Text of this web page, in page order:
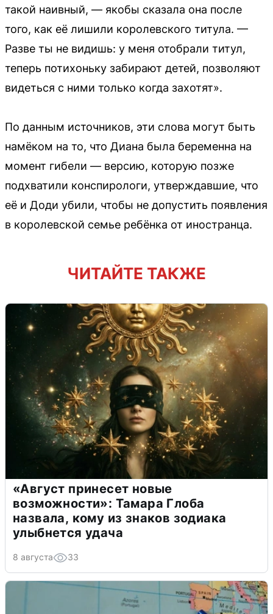
такой наивный, — якобы сказала она после
того, как её лишили королевского титула. —
Разве ты не видишь: у меня отобрали титул,
теперь потихоньку забирают детей, позволяют
видеться с ними только когда захотят».
По данным источников, эти слова могут быть
намёком на то, что Диана была беременна на
момент гибели — версию, которую позже
подхватили конспирологи, утверждавшие, что
её и Доди убили, чтобы не допустить появления
в королевской семье ребёнка от иностранца.
ЧИТАЙТЕ ТАКЖЕ
«Август принесет новые
возможности»: Тамара Глоба
назвала, кому из знаков зодиака
улыбнется удача
8 августа 33